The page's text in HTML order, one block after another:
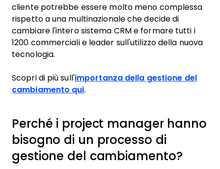
cliente potrebbe essere molto meno complessa
rispetto a una multinazionale che decide di
cambiare l'intero sistema CRM e formare tutti i
1200 commerciali e leader sull'utilizzo della nuova
tecnologia.
Scopri di più sull'importanza della gestione del
cambiamento qui.
Perché i project manager hanno
bisogno di un processo di
gestione del cambiamento?